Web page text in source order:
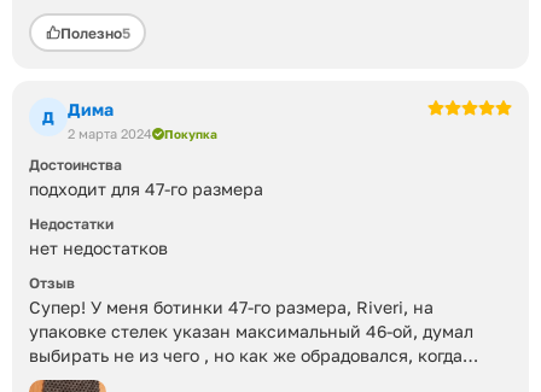
Сразу ощущается тепло и комфорт стопам .
Спасибо Flip.kz и производителям ! Рекомендую .
Полезно5
Д Дима
2 марта 2024 Покупка
Достоинства
подходит для 47-го размера
Недостатки
нет недостатков
Отзыв
Супер! У меня ботинки 47-го размера, Riveri, на
упаковке стелек указан максимальный 46-ой, думал
выбирать не из чего , но как же обрадовался, когда
сложил родные изношенные стельки с новыми - они